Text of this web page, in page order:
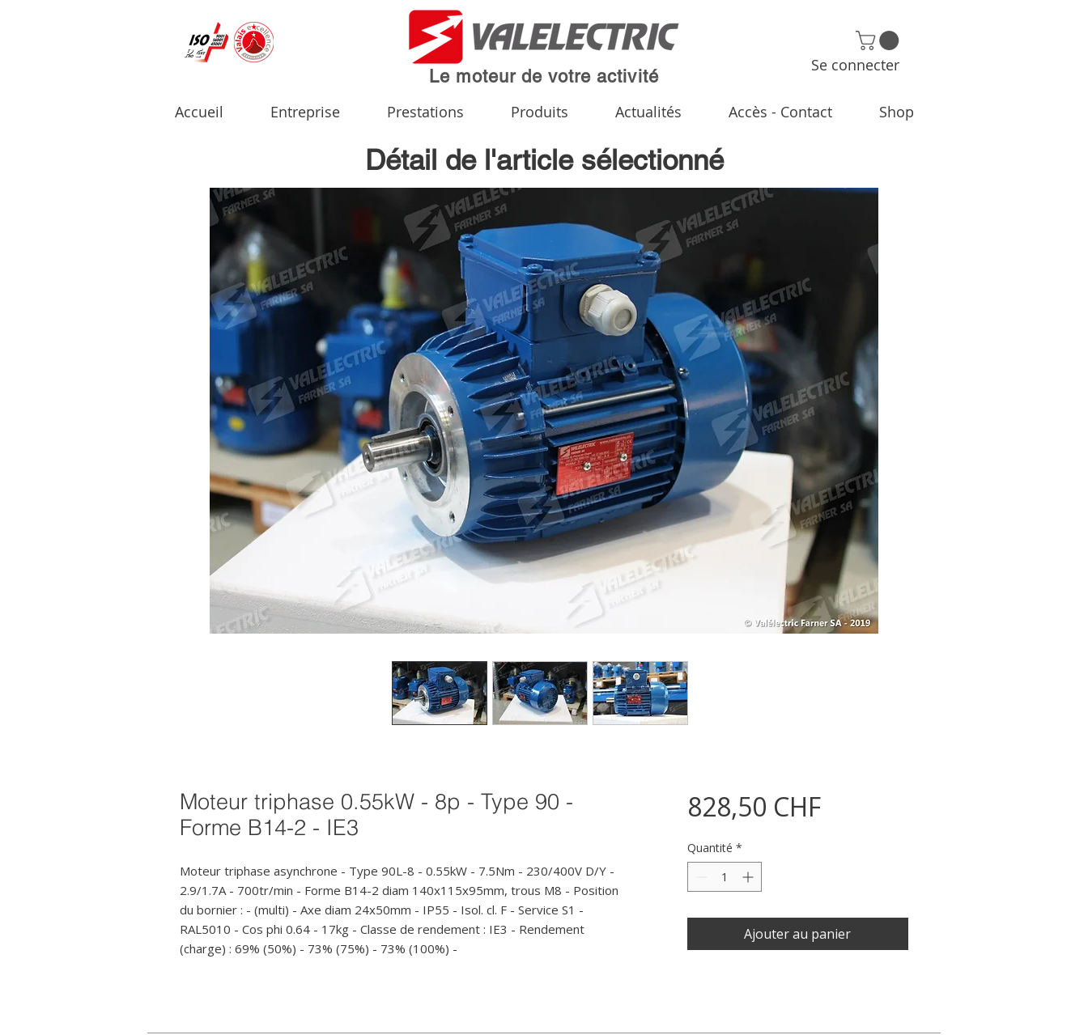
Le moteur de votre activité
Se connecter
Accueil Entreprise Prestations Produits Actualités Accès - Contact Shop
Détail de l'article sélectionné
Moteur triphase 0.55kW - 8p - Type 90 -
Forme B14-2 - IE3
Moteur triphase asynchrone - Type 90L-8 - 0.55kW - 7.5Nm - 230/400V D/Y -
2.9/1.7A - 700tr/min - Forme B14-2 diam 140x115x95mm, trous M8 - Position
du bornier : - (multi) - Axe diam 24x50mm - IP55 - Isol. cl. F - Service S1 -
RAL5010 - Cos phi 0.64 - 17kg - Classe de rendement : IE3 - Rendement
(charge) : 69% (50%) - 73% (75%) - 73% (100%) -
828,50 CHFPrix
Quantité *
Ajouter au panier